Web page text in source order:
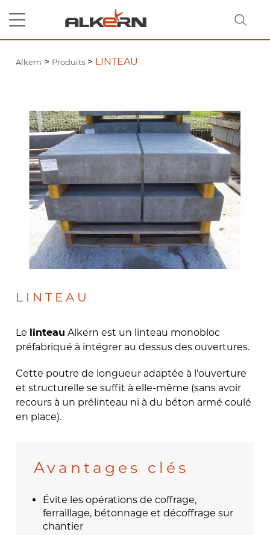
Alkern > Produits > LINTEAU
LINTEAU
Le linteau Alkern est un linteau monobloc
préfabriqué à intégrer au dessus des ouvertures.
Cette poutre de longueur adaptée à l’ouverture
et structurelle se suffit à elle-même (sans avoir
recours à un prélinteau ni à du béton armé coulé
en place).
Avantages clés
Évite les opérations de coffrage,
ferraillage, bétonnage et décoffrage sur
chantier